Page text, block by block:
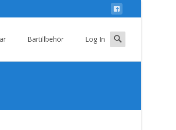
Bartillbehör Log In
Search
for: